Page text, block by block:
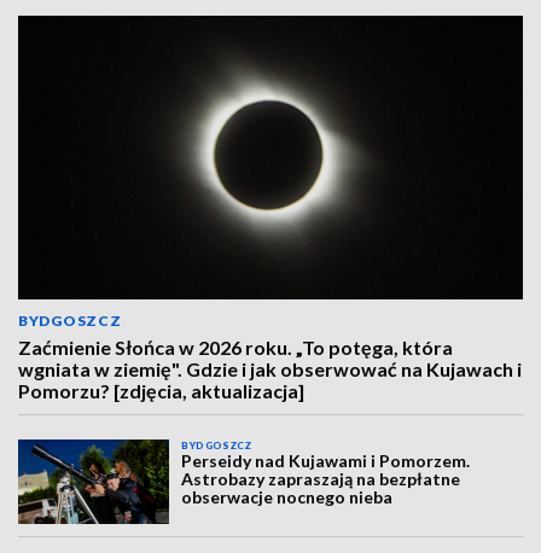
BYDGOSZCZ
Zaćmienie Słońca w 2026 roku. „To potęga, która
wgniata w ziemię". Gdzie i jak obserwować na Kujawach i
Pomorzu? [zdjęcia, aktualizacja]
BYDGOSZCZ
Perseidy nad Kujawami i Pomorzem.
Astrobazy zapraszają na bezpłatne
obserwacje nocnego nieba